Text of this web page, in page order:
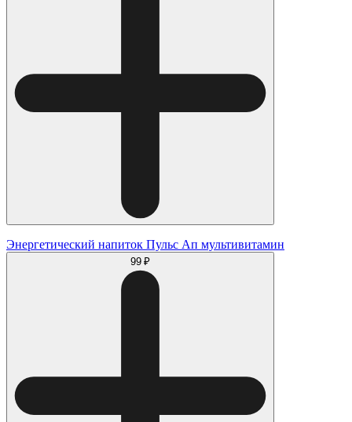
Энергетический напиток Пульс Ап мультивитамин
99 ₽